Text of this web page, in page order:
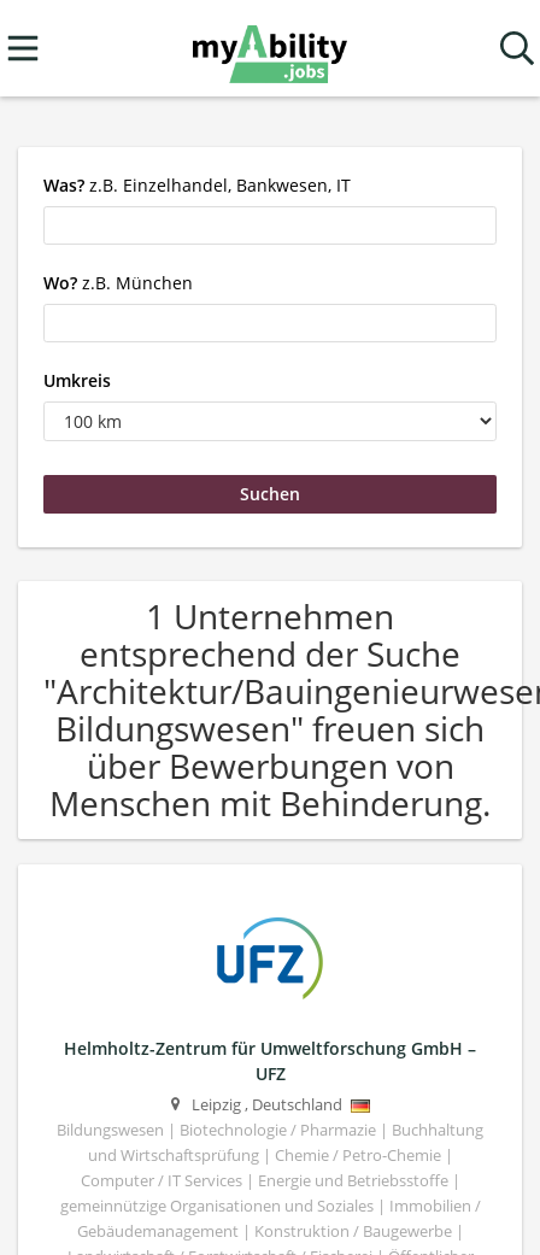
Was? z.B. Einzelhandel, Bankwesen, IT
Wo? z.B. München
Umkreis
1 Unternehmen
entsprechend der Suche
"Architektur/
Bildungswesen" freuen sich
über Bewerbungen von
Menschen mit Behinderung.
Helmholtz-Zentrum für Umweltforschung GmbH –
UFZ
Leipzig, Deutschland
Bildungswesen | Biotechnologie / Pharmazie | Buchhaltung
und Wirtschaftsprüfung | Chemie / Petro-Chemie |
Computer / IT Services | Energie und Betriebsstoffe |
gemeinnützige Organisationen und Soziales | Immobilien /
Gebäudemanagement | Konstruktion / Baugewerbe |